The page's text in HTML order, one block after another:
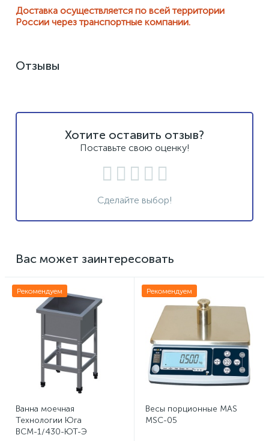
Доставка осуществляется по всей территории
России через транспортные компании.
Отзывы
Хотите оставить отзыв?
Поставьте свою оценку!
Сделайте выбор!
Вас может заинтересовать
Рекомендуем
Ванна моечная
Технологии Юга
ВСМ-1/430-ЮТ-Э
Рекомендуем
Весы порционные MAS
MSC-05